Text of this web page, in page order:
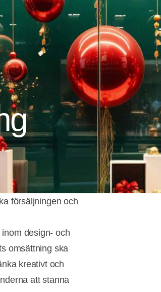
försäljningen och
design- och
omsättning ska
kreativt och
att stanna